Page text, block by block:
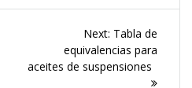
Next: Next
post:
Tabla de
equivalencias para
aceites de suspensiones